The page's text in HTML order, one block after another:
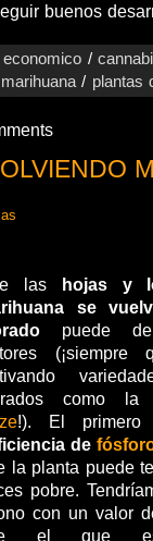
buenos
economico /
/ plantas
las hojas y
se
puede
(¡siempre
como
!). El primero
de
la planta puede
pobre.
con un valor
el que